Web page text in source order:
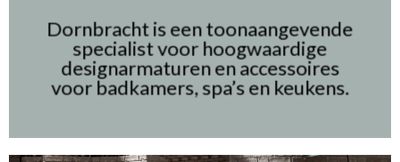
Dornbrachtis een toonaangevende
specialist voor hoogwaardige
designarmaturen en accessoires
voor badkamers, spa’s en keukens.